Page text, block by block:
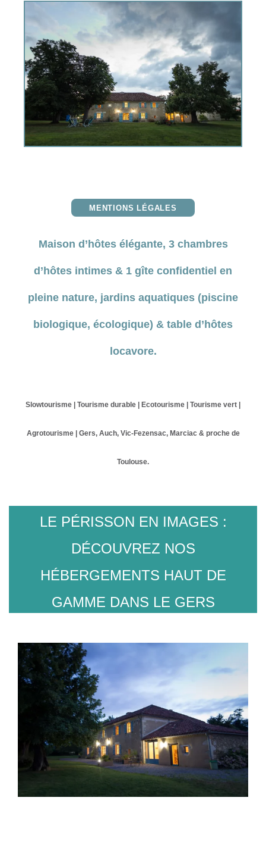
MENTIONS LÉGALES
Maison d’hôtes élégante, 3 chambres
d’hôtes intimes & 1 gîte confidentiel en
pleine nature, jardins aquatiques (piscine
biologique, écologique) & table d’hôtes
locavore.
Slowtourisme | Tourisme durable | Ecotourisme | Tourisme vert |
Agrotourisme | Gers, Auch, Vic-Fezensac, Marciac & proche de
Toulouse.
LE PÉRISSON EN IMAGES :
DÉCOUVREZ NOS
HÉBERGEMENTS HAUT DE
GAMME DANS LE GERS